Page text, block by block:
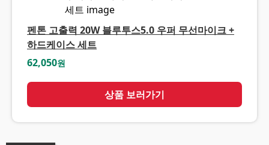
펜톤 고출력 20W 블루투스5.0 우퍼 무선마이크 +
하드케이스 세트
62,050원
상품 보러가기